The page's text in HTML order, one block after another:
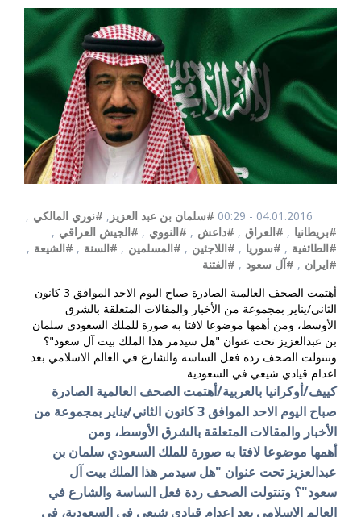
04.01.2016 - 00:29 #سلمان بن عبد العزيز , #نوري المالكي ,
#بريطانيا , #العراق , #داعش , #النووي , #الجيش العراقي ,
#الطائفية , #سوريا , #اللاجئين , #المسلمين , #السنة , #الشيعة ,
#ايران , #آل سعود , #الفتنة
أهتمت الصحف العالمية الصادرة صباح اليوم الاحد الموافق 3 كانون
الثاني/يناير بمجموعة من الأخبار والمقالات المتعلقة بالشرق
الأوسط، ومن أهمها موضوعا لافتا به صورة للملك السعودي سلمان
بن عبدالعزيز تحت عنوان "هل سيدمر هذا الملك بيت آل سعود"؟
وتنتولت الصحف ردة فعل الساسة والشارع في العالم الاسلامي بعد
اعدام قيادي شيعي في السعودية
كييف/أوكرانيا بالعربية/أهتمت الصحف العالمية الصادرة
صباح اليوم الاحد الموافق 3 كانون الثاني/يناير بمجموعة من
الأخبار والمقالات المتعلقة بالشرق الأوسط، ومن
أهمها موضوعا لافتا به صورة للملك السعودي سلمان بن
عبدالعزيز تحت عنوان "هل سيدمر هذا الملك بيت آل
سعود"؟ وتنتولت الصحف ردة فعل الساسة والشارع في
العالم الاسلامي بعد اعدام قيادي شيعي في السعودية، في